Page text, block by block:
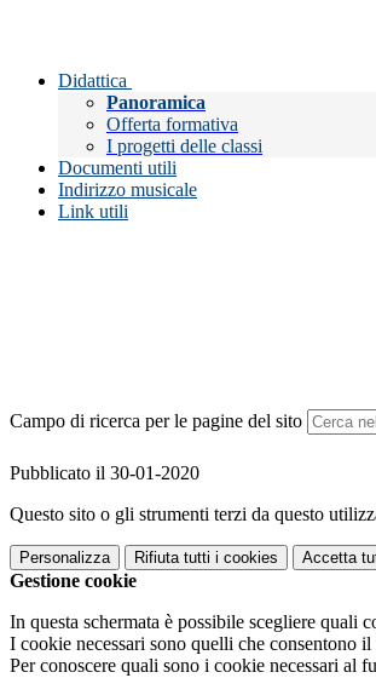
Didattica
Panoramica
Offerta formativa
I progetti delle classi
Documenti utili
Indirizzo musicale
Link utili
Campo di ricerca per le pagine del sito
Pubblicato il 30-01-2020
Questo sito o gli strumenti terzi da questo
Personalizza Rifiuta tutti i cookies Accetta
Gestione cookie
In questa schermata è possibile scegliere quali
I cookie necessari sono quelli che consentono
Per conoscere quali sono i cookie necessari al